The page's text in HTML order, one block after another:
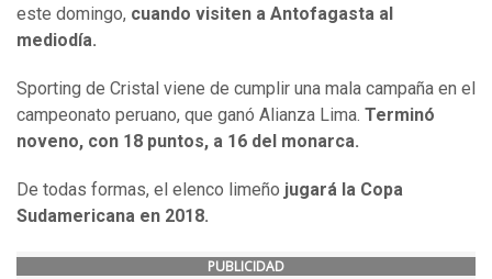
este domingo, cuando visiten a Antofagasta al
mediodía.
Sporting de Cristal viene de cumplir una mala campaña en el
campeonato peruano, que ganó Alianza Lima. Terminó
noveno, con 18 puntos, a 16 del monarca.
De todas formas, el elenco limeño jugará la Copa
Sudamericana en 2018.
PUBLICIDAD